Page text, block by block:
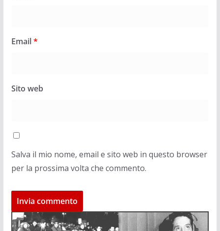
Email*
Sito web
Salva il mio nome, email e sito web in questo browser
per la prossima volta che commento.